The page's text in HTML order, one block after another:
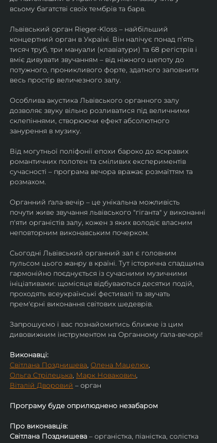
всьому багатстві своїх тембрів та барв.
​Львівський орган Rieger-Kloss – найбільший
концертний орган в Україні. Він налічує понад пʼять
тисяч труб, три мануали (клавіатури) та 68 регістрів і
вміє дивувати звучанням – від ніжного шепоту до
потужного, проникливого форте, здатного заповнити
весь простір величезного залу.
Особлива акустика Львівського органного залу
дозволяє звуку вільно розливатися під величними
склепіннями, створюючи ефект абсолютного
занурення в музику.
​Від могутньої поліфонії епохи бароко до яскравих
романтичних полотен та сміливих експериментів
сучасності – програма вечора вражає розмаїттям та
розмахом.
​Органний ґала-вечір – це унікальна можливість
почути живе звучання львівського "гіганта" у виконанні
п'яти органістів залу, кожен з яких володіє власним
неповторним виконавським почерком.
​Сьогодні Львівський органний зал є головним
пульсом цього жанру в країні. Тут історична спадщина
гармонійно поєднується із сучасними музичними
ініціативами: щомісяця відбуваються десятки подій,
проходять всеукраїнські фестивалі та звучать
прем'єрні виконання світових шедеврів.
​Запрошуємо і вас познайомитись ближче із цим
дивовижним інструментом на Органному ґала-вечорі!
Виконавці:
Світлана Позднишева, Олена Мацелюх,
Ольга Стрілецька, Марк Новакович,
Віталій Дворовий – орган
Програму буде оприлюднено незабаром
Про виконавців:
Світлана Позднишева – органістка, піаністка, солістка